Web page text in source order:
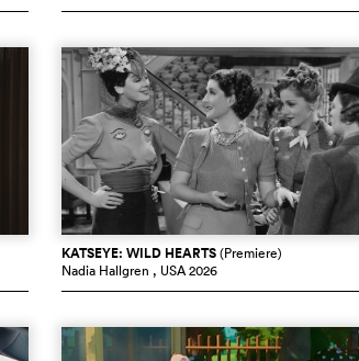
KATSEYE: WILD HEARTS(Premiere)
Nadia Hallgren , USA 2026